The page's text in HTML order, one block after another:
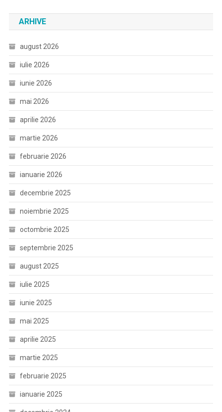
ARHIVE
august 2026
iulie 2026
iunie 2026
mai 2026
aprilie 2026
martie 2026
februarie 2026
ianuarie 2026
decembrie 2025
noiembrie 2025
octombrie 2025
septembrie 2025
august 2025
iulie 2025
iunie 2025
mai 2025
aprilie 2025
martie 2025
februarie 2025
ianuarie 2025